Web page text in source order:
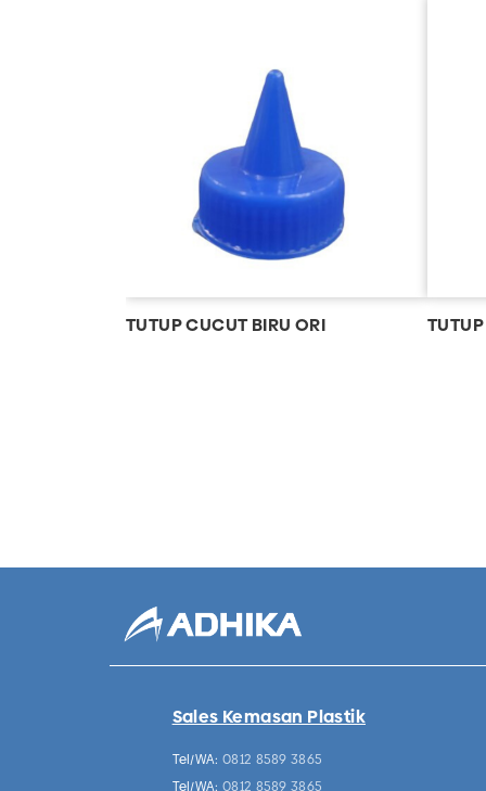
TUTUP CUCUT BIRU ORI
Sales Kemasan Plastik
Tel/WA: 0812 8589 3865
Tel/WA: 0812 8589 3865